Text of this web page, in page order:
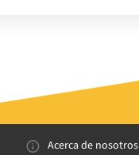
Acerca de nosotros